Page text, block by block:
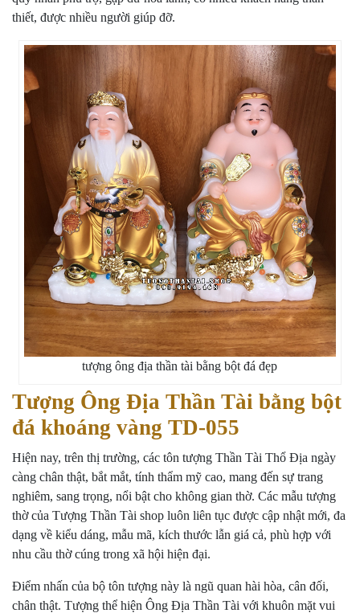
thiết, được nhiều người giúp đỡ.
tượng ông địa thần tài bằng bột đá đẹp
Tượng Ông Địa Thần Tài bằng bột
đá khoáng vàng TD-055
Hiện nay, trên thị trường, các tôn tượng Thần Tài Thổ Địa ngày
càng chân thật, bắt mắt, tính thẩm mỹ cao, mang đến sự trang
nghiêm, sang trọng, nổi bật cho không gian thờ. Các mẫu tượng
thờ của Tượng Thần Tài shop luôn liên tục được cập nhật mới, đa
dạng về kiểu dáng, mẫu mã, kích thước lẫn giá cả, phù hợp với
nhu cầu thờ cúng trong xã hội hiện đại.
Điểm nhấn của bộ tôn tượng này là ngũ quan hài hòa, cân đối,
chân thật. Tượng thể hiện Ông Địa Thần Tài với khuôn mặt vui